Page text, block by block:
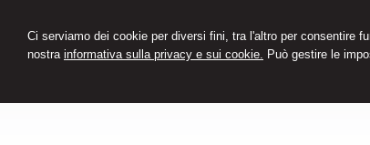
Ci serviamo dei cookie per diversi fini, tra l'altro per consentire
nostra informativa sulla privacy e sui cookie. Può gestire le